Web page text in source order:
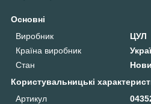
Основні
Виробник
ЦУЛ
Країна виробник
Стан
Користувальницькі
Артикул